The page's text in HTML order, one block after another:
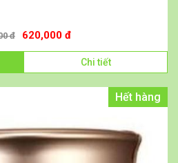
đ 620,000 đ
Chi tiết
Hết hàng